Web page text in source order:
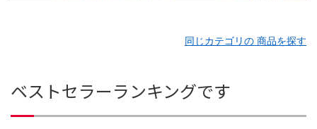
同じカテゴリの 商品を探す
ベストセラーランキングです